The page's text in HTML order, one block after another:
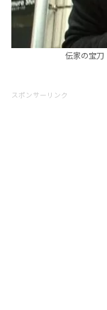
伝家の宝刀
スポンサーリンク